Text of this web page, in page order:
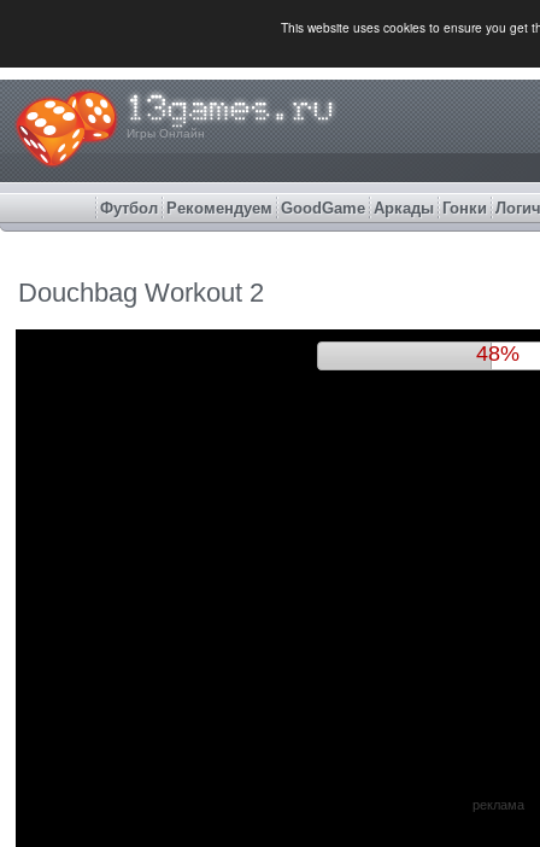
This website uses cookies to ensure you get
Игры Онлайн
Футбол Рекомендуем GoodGame Аркады Гонки
Douchbag Workout 2
52%
реклама